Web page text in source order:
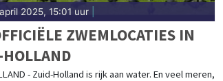
2025, 15:01 uur
ZWEMLOCATIES IN
- Zuid-Holland is rijk aan water. En veel meren,